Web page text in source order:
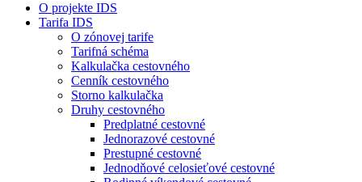
O projekte IDS
Tarifa IDS
O zónovej tarife
Tarifná schéma
Kalkulačka cestovného
Cenník cestovného
Storno kalkulačka
Druhy cestovného
Predplatné cestovné
Jednorazové cestovné
Prestupné cestovné
Jednodňové celosieťové cestovné